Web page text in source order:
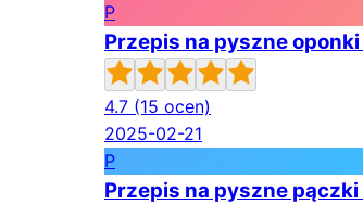
P
Przepis na pyszne
4.7 (15 ocen)
2025-02-21
P
Przepis na pyszne